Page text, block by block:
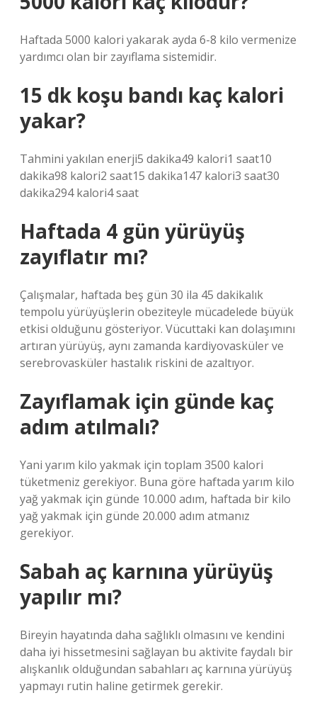
Haftada 5000 kalori yakarak ayda 6-8 kilo vermenize
yardımcı olan bir zayıflama sistemidir.
15 dk koşu bandı kaç kalori
yakar?
Tahmini yakılan enerji5 dakika49 kalori1 saat10
dakika98 kalori2 saat15 dakika147 kalori3 saat30
dakika294 kalori4 saat
Haftada 4 gün yürüyüş
zayıflatır mı?
Çalışmalar, haftada beş gün 30 ila 45 dakikalık
tempolu yürüyüşlerin obeziteyle mücadelede büyük
etkisi olduğunu gösteriyor. Vücuttaki kan dolaşımını
artıran yürüyüş, aynı zamanda kardiyovasküler ve
serebrovasküler hastalık riskini de azaltıyor.
Zayıflamak için günde kaç
adım atılmalı?
Yani yarım kilo yakmak için toplam 3500 kalori
tüketmeniz gerekiyor. Buna göre haftada yarım kilo
yağ yakmak için günde 10.000 adım, haftada bir kilo
yağ yakmak için günde 20.000 adım atmanız
gerekiyor.
Sabah aç karnına yürüyüş
yapılır mı?
Bireyin hayatında daha sağlıklı olmasını ve kendini
daha iyi hissetmesini sağlayan bu aktivite faydalı bir
alışkanlık olduğundan sabahları aç karnına yürüyüş
yapmayı rutin haline getirmek gerekir.